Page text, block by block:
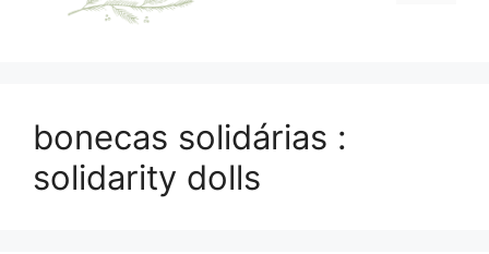
bonecas solidárias :
solidarity dolls